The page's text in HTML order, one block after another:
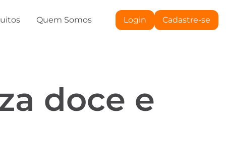
Quem Somos Login Cadastre-se
doce e